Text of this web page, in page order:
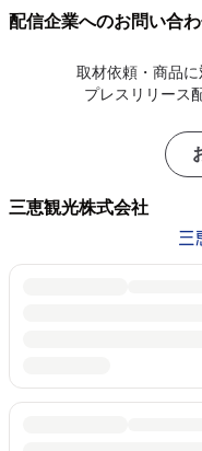
配信企業へのお問い合
取材依頼・商品に
プレスリリース
三恵観光株式会社